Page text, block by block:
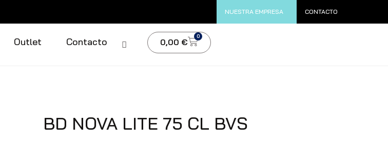
NUESTRA EMPRESA CONTACTO
Outlet Contacto 0,00 €
0
BD NOVA LITE 75 CL BVS